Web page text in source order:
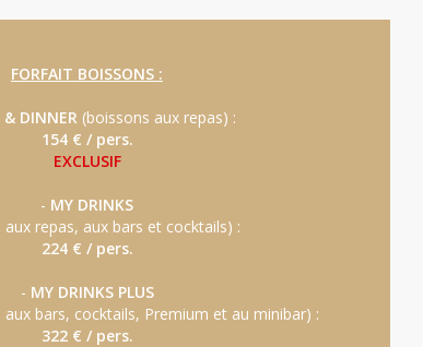
FORFAIT BOISSONS :
& DINNER(boissons aux repas) :
154 € / pers.
EXCLUSIF
- MY DRINKS
aux repas, aux bars et cocktails) :
224 € / pers.
- MY DRINKS PLUS
bars, cocktails, Premium et au minibar) :
322 € / pers.